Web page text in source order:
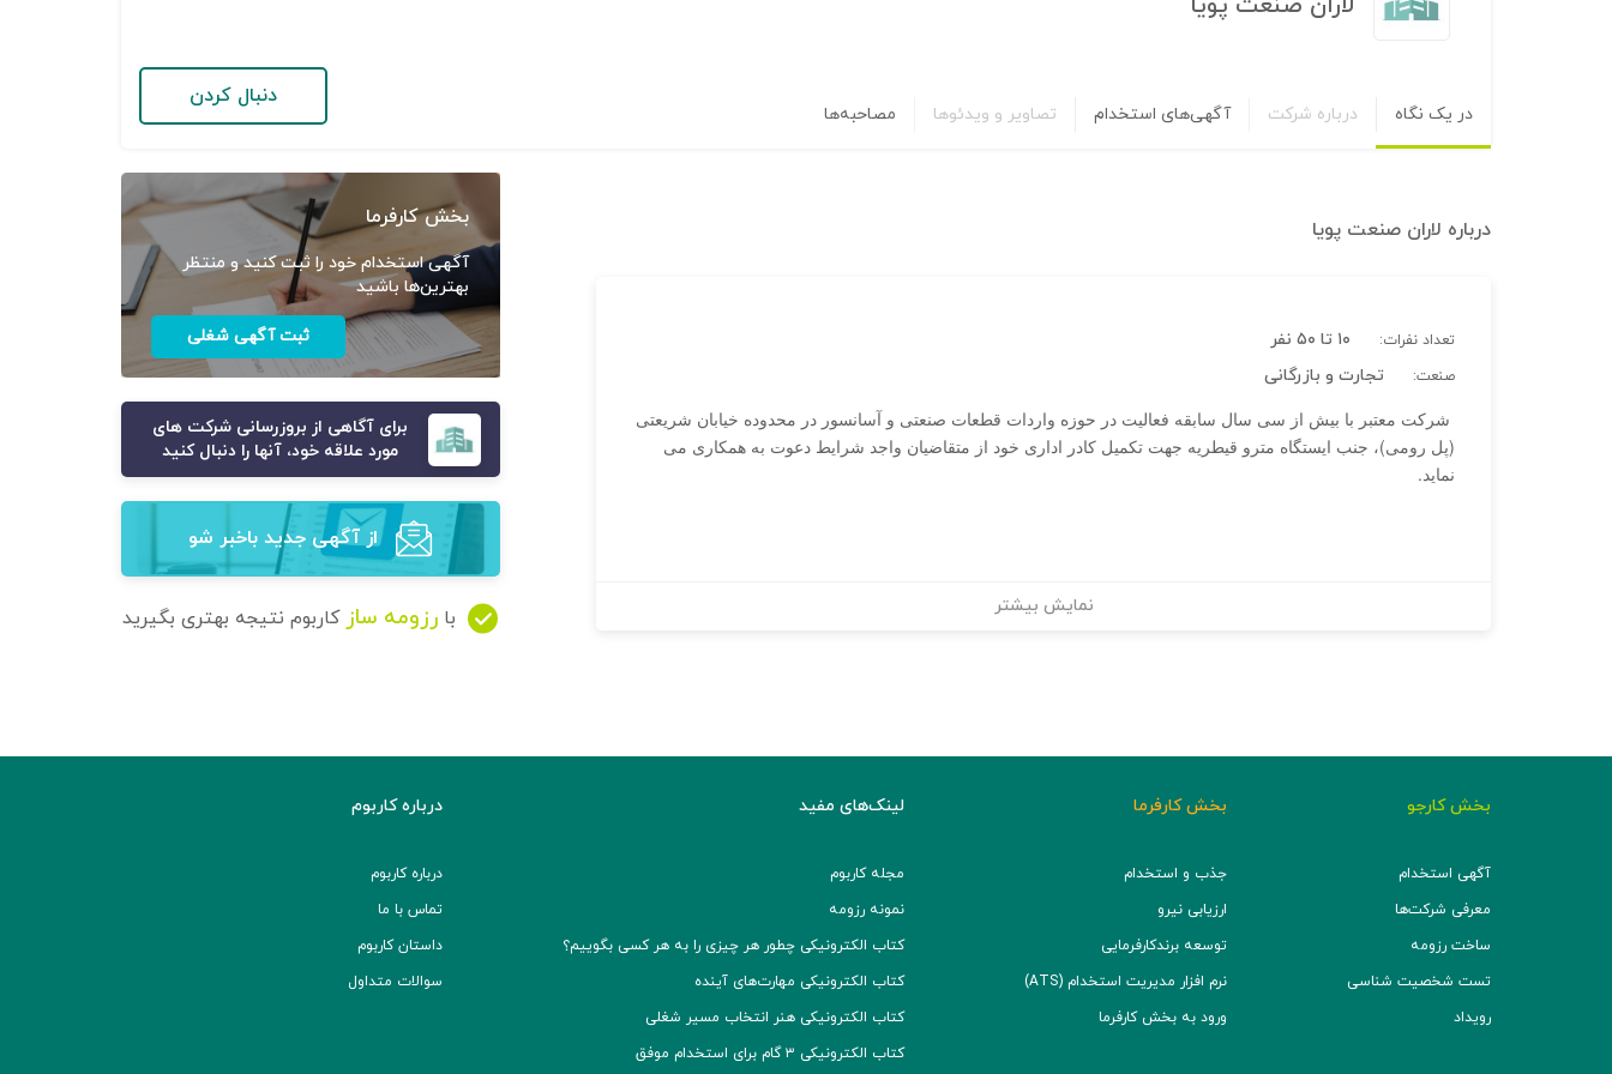
در یک نگاه درباره شرکت آگهی‌های استخدام تصاویر و ویدئوها مصاحبه‌ها
دنبال کردن
درباره لاران صنعت پويا
تعداد نفرات: ۱۰ تا ۵۰ نفر
صنعت: تجارت و بازرگانی
شرکت معتبر با بیش از سی سال سابقه فعالیت در حوزه واردات قطعات صنعتی و آسانسور در محدوده خیابان شریعتی
(پل رومی)، جنب ایستگاه مترو قیطریه جهت تکمیل کادر اداری خود از متقاضیان واجد شرایط دعوت به همکاری می
نماید.
نمایش بیشتر
بخش کارفرما
آگهی استخدام خود را ثبت کنید و منتظر
بهترین‌ها باشید
ثبت آگهی شغلی
برای آگاهی از بروزرسانی شرکت های
مورد علاقه خود، آنها را دنبال کنید
از آگهی‌ جدید باخبر شو
با رزومه ساز کاربوم نتیجه بهتری بگیرید
بخش کارجو
آگهی استخدام
معرفی شرکت‌ها
ساخت رزومه
تست شخصیت شناسی
رویداد
بخش کارفرما
جذب و استخدام
ارزیابی نیرو
توسعه برند‌کارفرمایی
نرم افزار مدیریت استخدام (ATS)
ورود به بخش کارفرما
لینک‌های مفید
مجله کاربوم
نمونه رزومه
کتاب الکترونیکی چطور هر چیزی را به هر کسی بگوییم؟
کتاب الکترونیکی مهارت‌های آینده
کتاب الکترونیکی هنر انتخاب مسیر شغلی
کتاب الکترونیکی ۳ گام برای استخدام موفق
درباره کاربوم
درباره کاربوم
تماس با ما
داستان کاربوم
سوالات متداول